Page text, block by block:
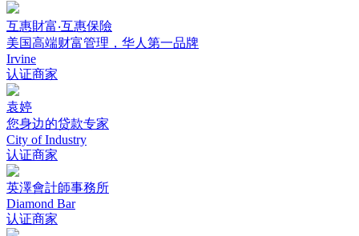
互惠財富‧互惠保險
美国高端财富管理，华人第一品牌
Irvine
认证商家
袁婷
您身边的贷款专家
City of Industry
认证商家
英澤會計師事務所
Diamond Bar
认证商家